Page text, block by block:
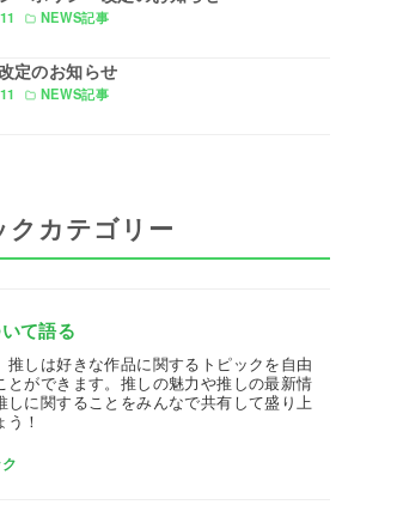
NEWS記事
NEWS記事
定のお知らせ
クカテゴリー
て語る
推しは好きな作品に関するトピックを自由
とができます。推しの魅力や推しの最新情
しに関することをみんなで共有して盛り上
！